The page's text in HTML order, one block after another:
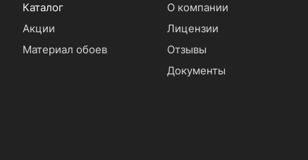
Каталог
Акции
Материал обоев
О компании
Лицензии
Отзывы
Документы